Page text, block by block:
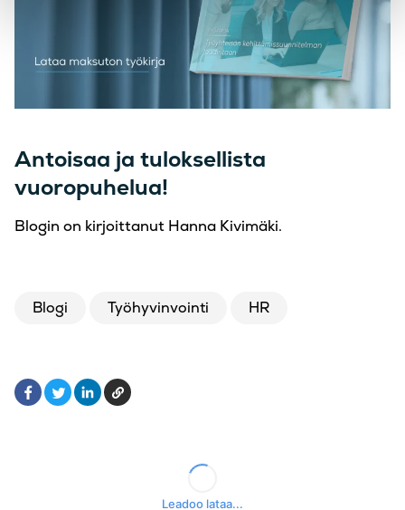
Antoisaa ja tuloksellista
vuoropuhelua!
Blogin on kirjoittanut Hanna Kivimäki.
Blogi Työhyvinvointi HR
FacebookLinkedIn